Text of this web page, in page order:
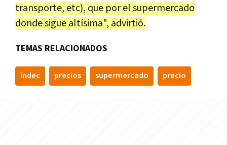
transporte, etc), que por el supermercado
donde sigue altísima", advirtió.
TEMAS RELACIONADOS
indec precios supermercado precio